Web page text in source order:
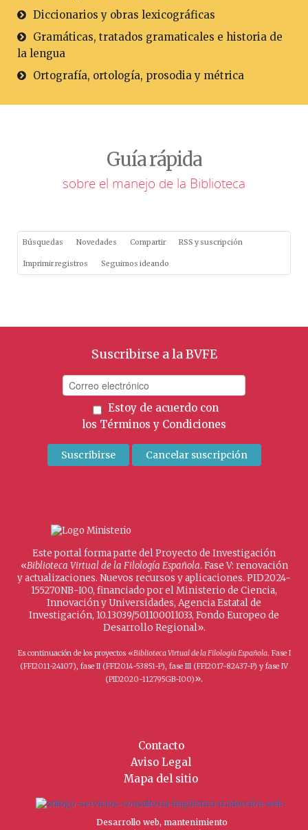
Diccionarios y obras lexicográficas
Gramáticas, tratados gramaticales e historia de
la lengua
Ortografía, ortología, prosodia y métrica
Guía rápida
sobre el manejo de la Biblioteca
Búsquedas Novedades Compartir RSS y suscripción
Imprimir registros Seguimos ideando
Suscribirse a la BVFE
Estoy de acuerdo con
los Términos y Condiciones
Este portal forma parte del Proyecto de Investigación
«Biblioteca Virtual de la Filología Española. Fase V: renovación
y actualizaciones. Nuevos recursos y aplicaciones. PID2024-
155270NB-I00, financiado por el Ministerio de Ciencia,
Innovación y Universidades, Agencia Estatal de
Investigación, 10.13039/501100011033, Fondo Europeo de
Desarrollo Regional».
Es continuación de los proyectos «Biblioteca Virtual de la Filología Española. Fase I
(FFI2011-24107), fase II (FFI2014-53851-P), fase III (FFI2017-82437-P) y fase IV
(PID2020-112795GB-I00)».
Contacto
Aviso Legal
Mapa del sitio
Desarrollo web, mantenimiento